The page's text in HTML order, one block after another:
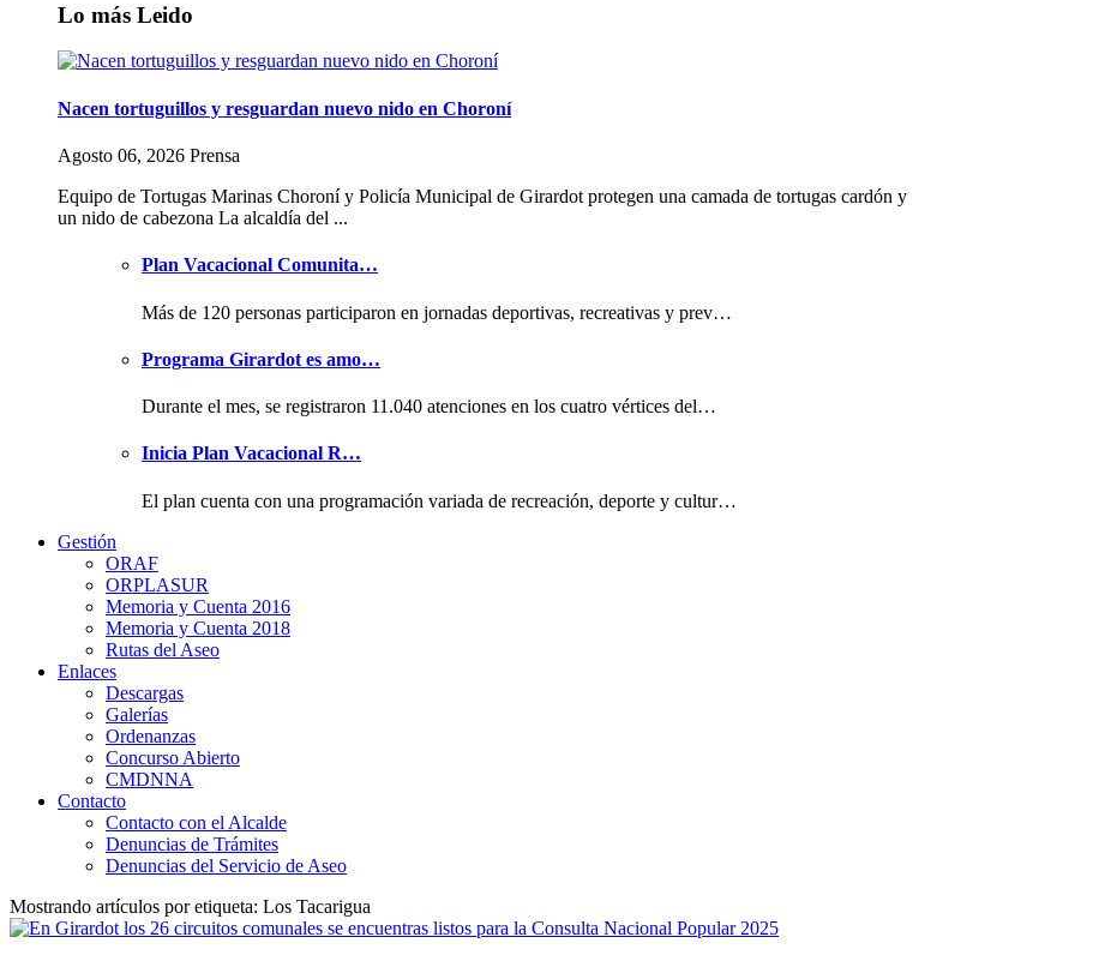
Lo más Leido
Nacen tortuguillos y resguardan nuevo nido en Choroní
Agosto 06, 2026 Prensa
Equipo de Tortugas Marinas Choroní y Policía Municipal de Girardot protegen una camada de tortugas cardón y
un nido de cabezona La alcaldía del ...
Plan Vacacional Comunita…
Más de 120 personas participaron en jornadas deportivas, recreativas y prev…
Programa Girardot es amo…
Durante el mes, se registraron 11.040 atenciones en los cuatro vértices del…
Inicia Plan Vacacional R…
El plan cuenta con una programación variada de recreación, deporte y cultur…
Gestión
ORAF
ORPLASUR
Memoria y Cuenta 2016
Memoria y Cuenta 2018
Rutas del Aseo
Enlaces
Descargas
Galerías
Ordenanzas
Concurso Abierto
CMDNNA
Contacto
Contacto con el Alcalde
Denuncias de Trámites
Denuncias del Servicio de Aseo
Mostrando artículos por etiqueta: Los Tacarigua